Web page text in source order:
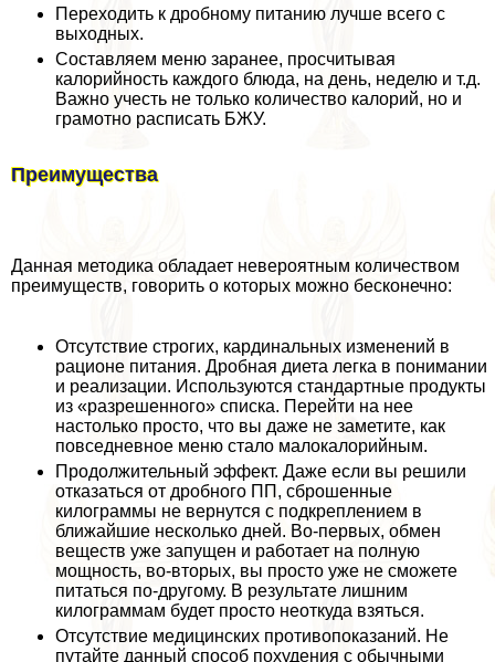
Переходить к дробному питанию лучше всего с
выходных.
Составляем меню заранее, просчитывая
калорийность каждого блюда, на день, неделю и т.д.
Важно учесть не только количество калорий, но и
грамотно расписать БЖУ.
Преимущества
Данная методика обладает невероятным количеством
преимуществ, говорить о которых можно бесконечно:
Отсутствие строгих, кардинальных изменений в
рационе питания. Дробная диета легка в понимании
и реализации. Используются стандартные продукты
из «разрешенного» списка. Перейти на нее
настолько просто, что вы даже не заметите, как
повседневное меню стало малокалорийным.
Продолжительный эффект. Даже если вы решили
отказаться от дробного ПП, сброшенные
килограммы не вернутся с подкреплением в
ближайшие несколько дней. Во-первых, обмен
веществ уже запущен и работает на полную
мощность, во-вторых, вы просто уже не сможете
питаться по-другому. В результате лишним
килограммам будет просто неоткуда взяться.
Отсутствие медицинских противопоказаний. Не
путайте данный способ похудения с обычными